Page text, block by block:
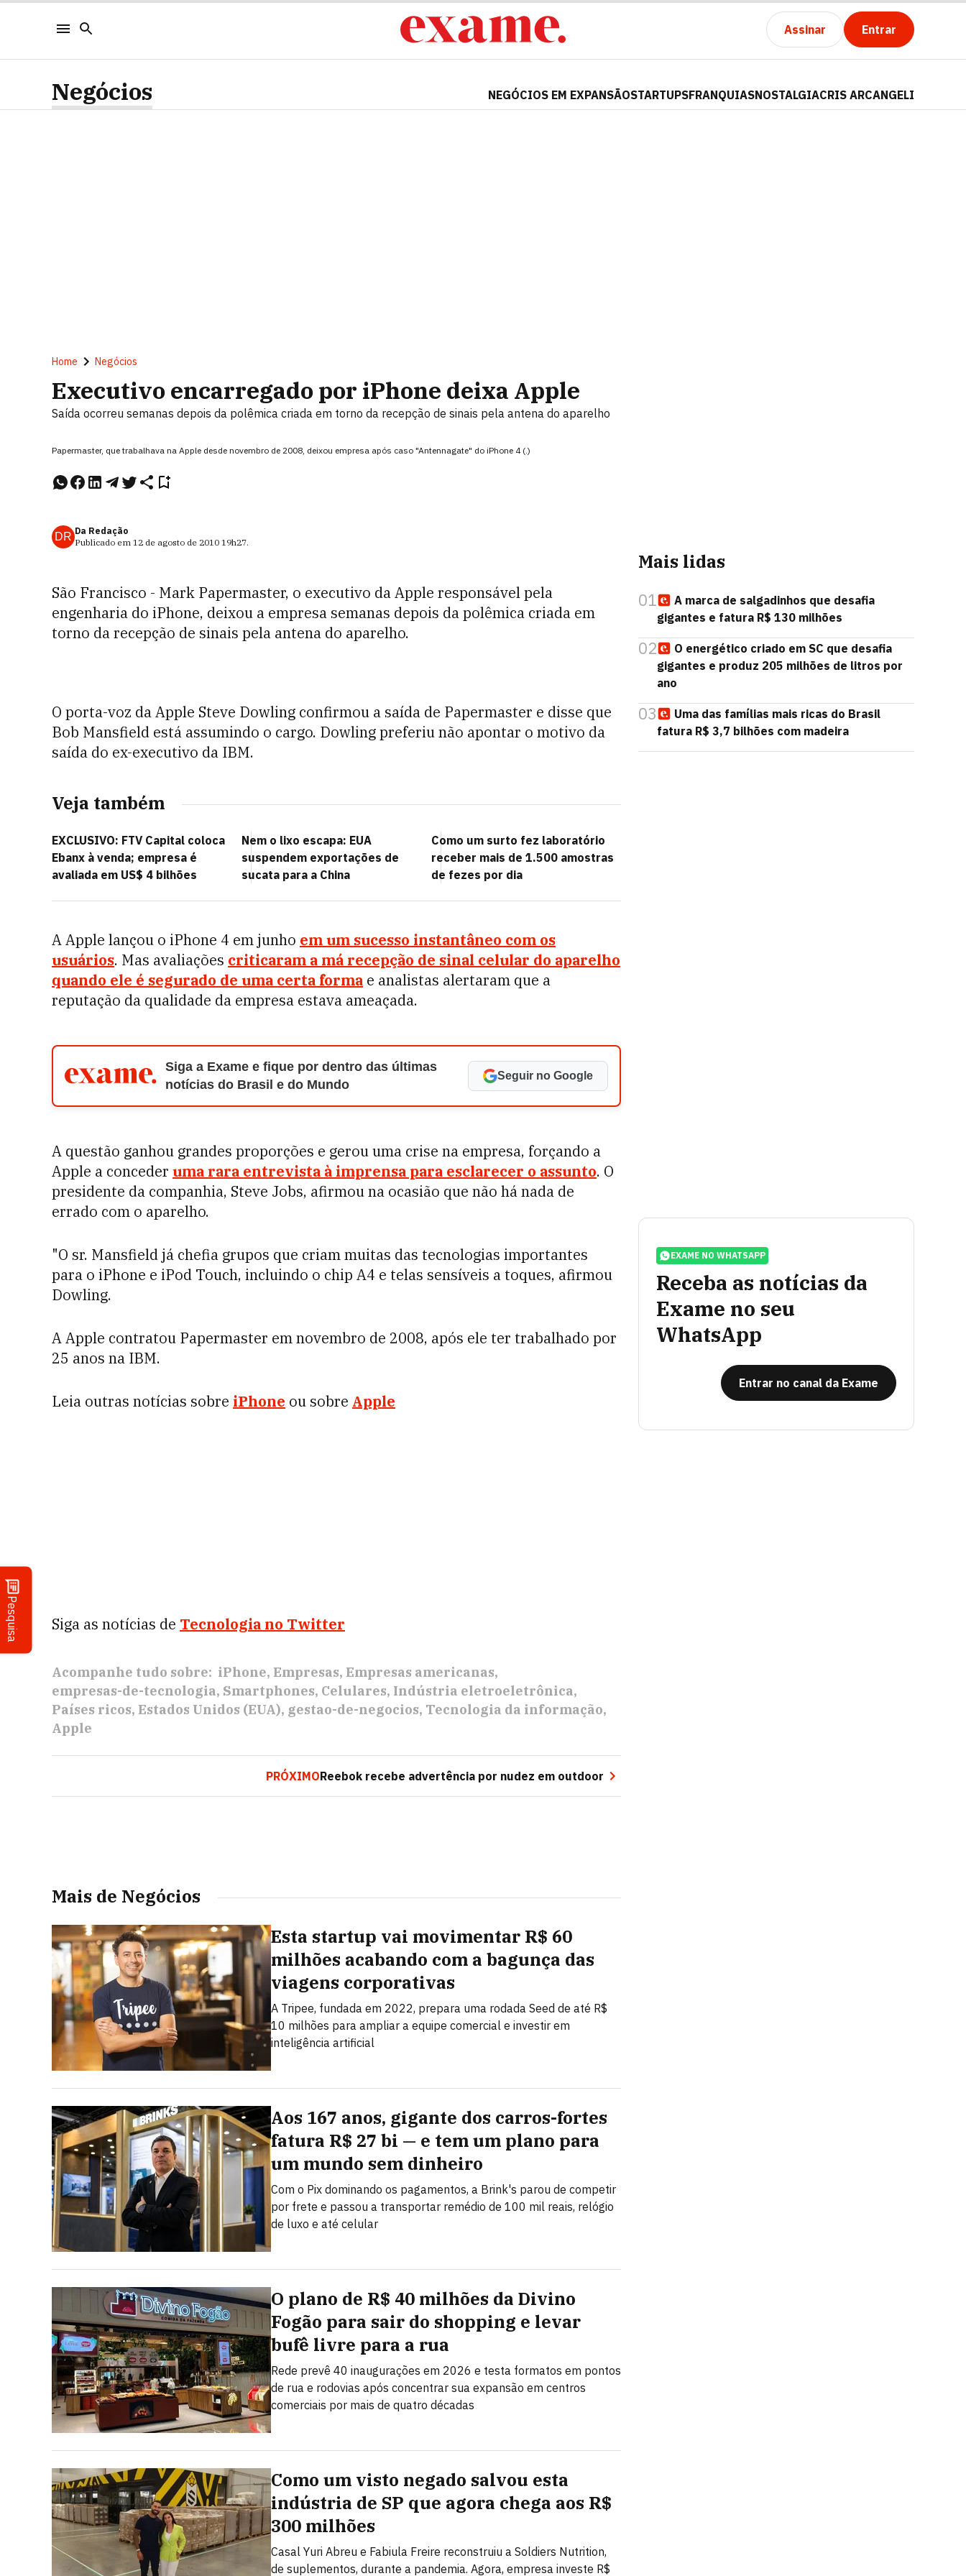
Assinar Entrar
Pesquisa
Negócios NEGÓCIOS EM EXPANSÃOSTARTUPSFRANQUIASNOSTALGIACRIS ARCANGELI
Home Negócios
Executivo encarregado por iPhone deixa Apple
Saída ocorreu semanas depois da polêmica criada em torno da recepção de sinais pela antena do aparelho
Papermaster, que trabalhava na Apple desde novembro de 2008, deixou empresa após caso "Antennagate" do iPhone 4 (.)
DR Da Redação
Publicado em 12 de agosto de 2010 19h27.
São Francisco - Mark Papermaster, o executivo da Apple responsável pela
engenharia do iPhone, deixou a empresa semanas depois da polêmica criada em
torno da recepção de sinais pela antena do aparelho.
O porta-voz da Apple Steve Dowling confirmou a saída de Papermaster e disse que
Bob Mansfield está assumindo o cargo. Dowling preferiu não apontar o motivo da
saída do ex-executivo da IBM.
Veja também
EXCLUSIVO: FTV Capital coloca
Ebanx à venda; empresa é
avaliada em US$ 4 bilhões
Nem o lixo escapa: EUA
suspendem exportações de
sucata para a China
Como um surto fez laboratório
receber mais de 1.500 amostras
de fezes por dia
A Apple lançou o iPhone 4 em junho em um sucesso instantâneo com os
usuários. Mas avaliações criticaram a má recepção de sinal celular do aparelho
quando ele é segurado de uma certa forma e analistas alertaram que a
reputação da qualidade da empresa estava ameaçada.
Siga a Exame e fique por dentro das últimas
notícias do Brasil e do Mundo
Seguir no Google
A questão ganhou grandes proporções e gerou uma crise na empresa, forçando a
Apple a conceder uma rara entrevista à imprensa para esclarecer o assunto. O
presidente da companhia, Steve Jobs, afirmou na ocasião que não há nada de
errado com o aparelho.
"O sr. Mansfield já chefia grupos que criam muitas das tecnologias importantes
para o iPhone e iPod Touch, incluindo o chip A4 e telas sensíveis a toques, afirmou
Dowling.
A Apple contratou Papermaster em novembro de 2008, após ele ter trabalhado por
25 anos na IBM.
Leia outras notícias sobre iPhone ou sobre Apple
Siga as notícias de Tecnologia no Twitter
Acompanhe tudo sobre: iPhone Empresas Empresas americanas
empresas-de-tecnologia Smartphones Celulares Indústria eletroeletrônica
Países ricos Estados Unidos (EUA) gestao-de-negocios Tecnologia da informação
Apple
PRÓXIMOReebok recebe advertência por nudez em outdoor
Mais de Negócios
Esta startup vai movimentar R$ 60
milhões acabando com a bagunça das
viagens corporativas
A Tripee, fundada em 2022, prepara uma rodada Seed de até R$
10 milhões para ampliar a equipe comercial e investir em
inteligência artificial
Aos 167 anos, gigante dos carros-fortes
fatura R$ 27 bi — e tem um plano para
um mundo sem dinheiro
Com o Pix dominando os pagamentos, a Brink's parou de competir
por frete e passou a transportar remédio de 100 mil reais, relógio
de luxo e até celular
O plano de R$ 40 milhões da Divino
Fogão para sair do shopping e levar
bufê livre para a rua
Rede prevê 40 inaugurações em 2026 e testa formatos em pontos
de rua e rodovias após concentrar sua expansão em centros
comerciais por mais de quatro décadas
Como um visto negado salvou esta
indústria de SP que agora chega aos R$
300 milhões
Casal Yuri Abreu e Fabiula Freire reconstruiu a Soldiers Nutrition,
de suplementos, durante a pandemia. Agora, empresa investe R$
Mais lidas
01
A marca de salgadinhos que desafia
gigantes e fatura R$ 130 milhões
02
O energético criado em SC que desafia
gigantes e produz 205 milhões de litros por
ano
03
Uma das famílias mais ricas do Brasil
fatura R$ 3,7 bilhões com madeira
EXAME NO WHATSAPP
Receba as notícias da
Exame no seu
WhatsApp
Entrar no canal da Exame